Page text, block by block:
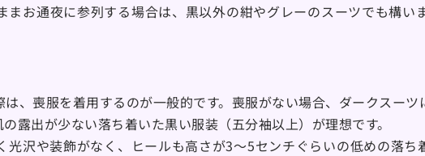
お通夜に参列する場合は、黒以外の紺やグレーのスーツでも構い
、喪服を着用するのが一般的です。喪服がない場合、ダークスー
露出が少ない落ち着いた黒い服装（五分袖以上）が理想です。
沢や装飾がなく、ヒールも高さが3～5センチぐらいの低めの落